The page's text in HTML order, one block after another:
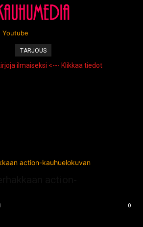
Youtube
TARJOUS
ilmaiseksi <--- Klikkaa tiedot
0